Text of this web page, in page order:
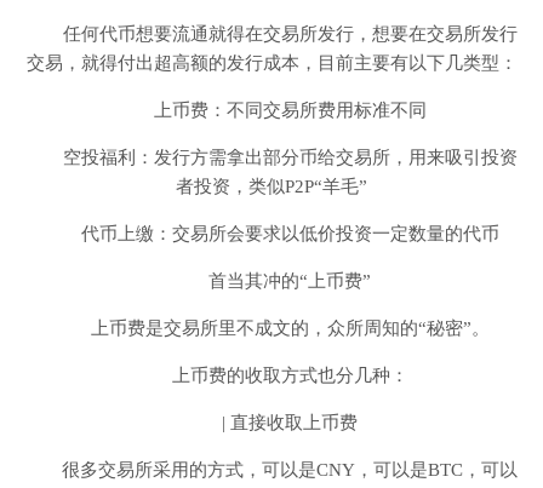
任何代币想要流通就得在交易所发行，想要在交易所发行
交易，就得付出超高额的发行成本，目前主要有以下几类型：
上币费：不同交易所费用标准不同
空投福利：发行方需拿出部分币给交易所，用来吸引投资
者投资，类似P2P“羊毛”
代币上缴：交易所会要求以低价投资一定数量的代币
首当其冲的“上币费”
上币费是交易所里不成文的，众所周知的“秘密”。
上币费的收取方式也分几种：
| 直接收取上币费
很多交易所采用的方式，可以是CNY，可以是BTC，可以